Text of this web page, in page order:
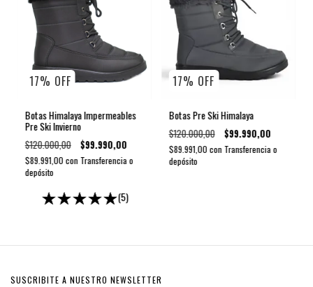
17% OFF
Botas Himalaya Impermeables
Pre Ski Invierno
$120.000,00 $99.990,00
$89.991,00 con Transferencia o
depósito
(5)
17% OFF
Botas Pre Ski Himalaya
$120.000,00 $99.990,00
$89.991,00 con Transferencia o
depósito
SUSCRIBITE A NUESTRO NEWSLETTER